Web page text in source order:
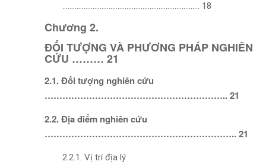
………………………………………………………………….. 18
Chương 2.
ĐỐI TƯỢNG VÀ PHƯƠNG PHÁP NGHIÊN
CỨU ……… 21
2.1. Đối tượng nghiên cứu
…………………………………………………….. 21
2.2. Địa điểm nghiên cứu
……………………………………………………….. 21
2.2.1. Vị trí địa lý